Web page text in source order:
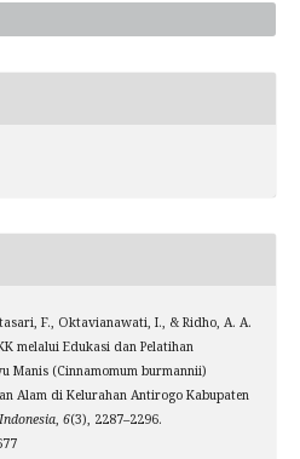
F., Oktavianawati, I., & Ridho, A. A.
melalui Edukasi dan Pelatihan
Manis (Cinnamomum burmannii)
Alam di Kelurahan Antirogo Kabupaten
, 6(3), 2287–2296.